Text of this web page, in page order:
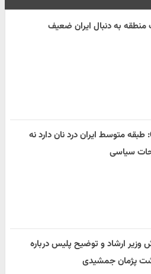
منطقه به دنبال ایران ضعیف
CNN: طبقه متوسط ایران درد نان دارد نه
سیاسی
وزیر ارشاد و توضیح پلیس درباره
پژمان جمشیدی